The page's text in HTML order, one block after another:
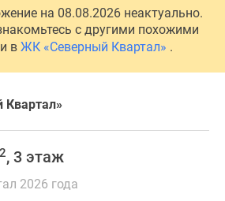
на 08.08.2026 неактуально.
с другими похожими
в ЖК «Северный Квартал» .
2, 3 этаж
2026 года